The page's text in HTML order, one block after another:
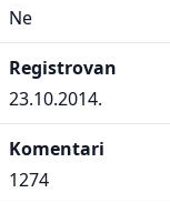
Ne
Registrovan
23.10.2014.
Komentari
1274